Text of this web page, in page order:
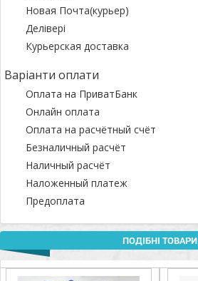
Новая Почта(курьер)
Делівері
Курьерская доставка
Варіанти оплати
Оплата на ПриватБанк
Онлайн оплата
Оплата на расчётный счёт
Безналичный расчёт
Наличный расчёт
Наложенный платеж
Предоплата
ПОДІБНІ ТОВАРИ